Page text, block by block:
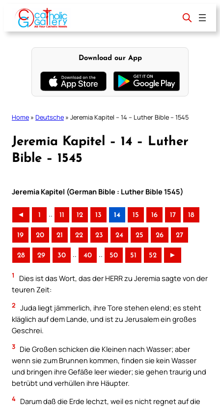
content
Download our App
Home » Deutsche » Jeremia Kapitel – 14 – Luther Bible – 1545
Jeremia Kapitel – 14 – Luther
Bible – 1545
Jeremia Kapitel (German Bible : Luther Bible 1545)
◄ 1 .. 11 12 13 14 15 16 17 18
19 20 21 22 23 24 25 26 27
28 29 30 .. 40 .. 50 51 52 ►
1
Dies ist das Wort, das der HERR zu Jeremia sagte von der
teuren Zeit:
2 Juda liegt jämmerlich, ihre Tore stehen elend; es steht
kläglich auf dem Lande, und ist zu Jerusalem ein großes
Geschrei.
3 Die Großen schicken die Kleinen nach Wasser; aber
wenn sie zum Brunnen kommen, finden sie kein Wasser
und bringen ihre Gefäße leer wieder; sie gehen traurig und
betrübt und verhüllen ihre Häupter.
4 Darum daß die Erde lechzt, weil es nicht regnet auf die